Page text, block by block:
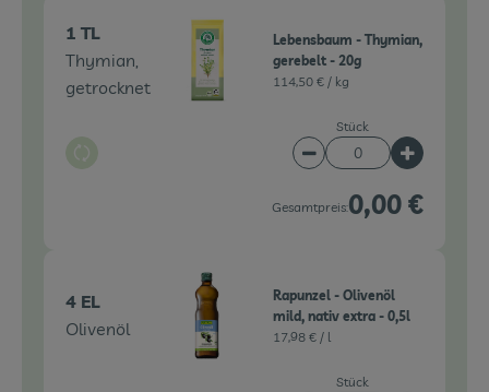
1 TL
Thymian,
getrocknet
Auswahl ändern
Lebensbaum - Thymian,
gerebelt - 20g
114,50 € / kg
Stück
Artikelanzahl
Gesamtpreis:0,00 €
4 EL
Olivenöl
Rapunzel - Olivenöl
mild, nativ extra - 0,5l
17,98 € / l
Stück